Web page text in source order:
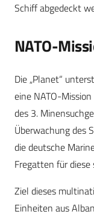
Schiff abgedeckt
NATO-
Die „Planet“
eine NATO-
des 3.
Überwachung des
die deutsche
Fregatten für
Ziel dieses
Einheiten aus